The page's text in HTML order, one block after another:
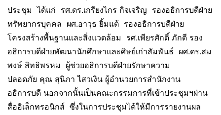
ประชุม ได้แก่ รศ.ดร.เกรียงไกร กิจเจริญ รองอธิการบดีฝ่าย
ทรัพยากรบุคคล ผศ.อาวุธ ยิ้มแต้ รองอธิการบดีฝ่าย
โครงสร้างพื้นฐานและสิ่งแวดล้อม รศ.เพียรศักดิ์ ภักดี รอง
อธิการบดีฝ่ายพัฒนานักศึกษาและศิษย์เก่าสัมพันธ์ ผศ.ดร.สม
พงษ์ สิทธิพรหม ผู้ช่วยอธิการบดีฝ่ายรักษาความ
ปลอดภัย คุณ สุนิภา ไสวเงิน ผู้อำนวยการสำนักงาน
อธิการบดี นอกจากนั้นเป็นคณะกรรมการที่เข้าประชุมฯผ่าน
สื่ออิเล็กทรอนิกส์ ซึ่งในการประชุมได้ให้มีการรายงานผล